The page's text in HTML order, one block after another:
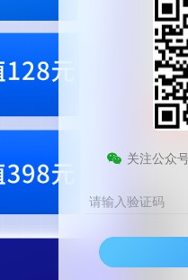
可保存购买订单。微信支付联系微信
关注公众
请输入验证码